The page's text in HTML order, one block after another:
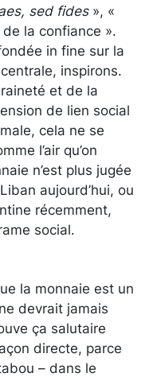
sed fides», «
de la confiance ».
in fine sur la
inspirons.
et de la
de lien social
cela ne se
l’air qu’on
n’est plus jugée
aujourd’hui, ou
récemment,
social.
la monnaie est un
devrait jamais
ça salutaire
directe, parce
– dans le